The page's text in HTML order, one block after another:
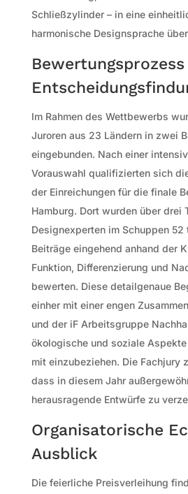
Schließzylinder – in eine
harmonische Designsprache
Im Rahmen des Wettbewerbs
Juroren aus 23 Ländern in zwei
eingebunden. Nach einer
Vorauswahl qualifizierten sich
der Einreichungen für die finale
Hamburg. Dort wurden über drei
Designexperten im Schuppen
Beiträge eingehend anhand der
Funktion, Differenzierung und
bewerten. Diese detailgenaue
einher mit einer engen
und der iF Arbeitsgruppe
ökologische und soziale
mit einzubeziehen. Die Fachjury
dass in diesem Jahr
herausragende Entwürfe zu
Organisatorische
Ausblick
Die feierliche Preisverleihung